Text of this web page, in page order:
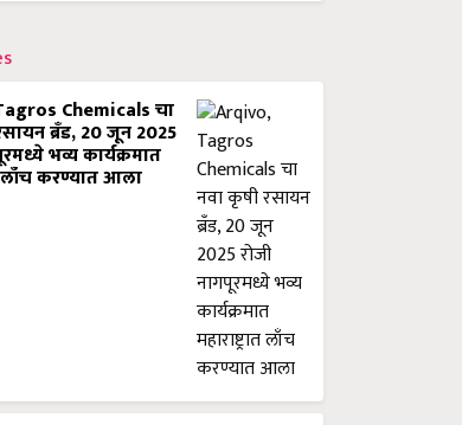
Chemicals चा
ब्रँड, 20 जून 2025
भव्य कार्यक्रमात
लाँच करण्यात आला